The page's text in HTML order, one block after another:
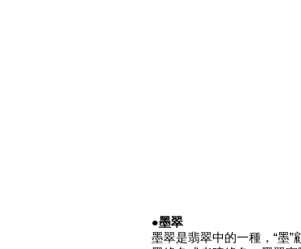
●墨翠
墨翠是翡翠中的一種，“墨”